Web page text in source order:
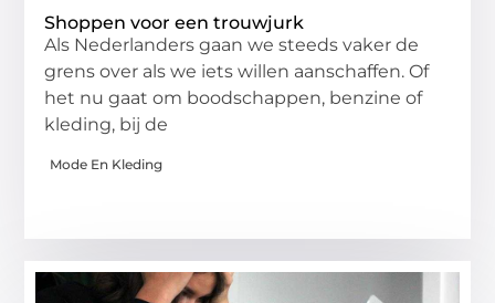
Shoppen voor een trouwjurk
Als Nederlanders gaan we steeds vaker de
grens over als we iets willen aanschaffen. Of
het nu gaat om boodschappen, benzine of
kleding, bij de
Mode En Kleding